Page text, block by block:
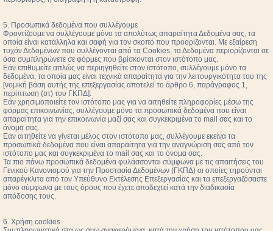
5. Προσωπικά δεδομένα που συλλέγουμε
Φροντίζουμε να συλλέγουμε μόνο τα απολύτως απαραίτητα Δεδομένα σας, τα
οποία είναι κατάλληλα και σαφή για τον σκοπό που προορίζονται. Με εξαίρεση
τυχόν Δεδομένων που συλλέγονται από τα Cookies, τα Δεδομένα περιορίζονται σε
όσα συμπληρώνετε σε φόρμες που βρίσκονται στον ιστότοπο μας.
Εάν επιθυμείτε απλώς να περιηγηθείτε στον ιστότοπο, συλλέγουμε μόνο τα
δεδομένα, τα οποία μας είναι τεχνικά απαραίτητα για την λειτουργικότητα του της
[νομική βάση αυτής της επεξεργασίας αποτελεί το άρθρο 6, παράγραφος 1,
περίπτωση (στ) του ΓΚΠΔ]:
Εάν χρησιμοποιείτε τον ιστότοπο μας για να αιτηθείτε πληροφορίες μέσω της
φόρμας επικοινωνίας, συλλέγουμε μόνο τα προσωπικά δεδομένα που είναι
απαραίτητα για την επικοινωνία μαζί σας και συγκεκριμένα το mail σας και το
όνομα σας.
Εάν αιτηθείτε να γίνεται μέλος στον ιστότοπο μας, συλλέγουμε εκείνα τα
προσωπικά δεδομένα που είναι απαραίτητα για την αναγνώριση σας από τον
ιστότοπο μας και συγκεκριμένα το mail σας και το όνομα σας.
Τα πιο πάνω προσωπικά δεδομένα φυλάσσονται σύμφωνα με τις απαιτήσεις του
Γενικού Κανονισμού για την Προστασία Δεδομένων (ΓΚΠΔ) οι οποίες τηρούνται
απαρέγκλιτα από τον Υπεύθυνο Εκτέλεσης Επεξεργασίας και τα επεξεργαζόσαστε
μόνο σύμφωνα με τους όρους που έχετε αποδεχτεί κατά την διαδικασία
απόδοσης τους.
6. Χρήση cookies